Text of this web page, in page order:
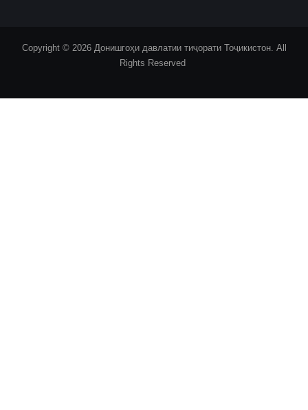
Copyright © 2026 Донишгоҳи давлатии тиҷорати Тоҷикистон. All
Rights Reserved